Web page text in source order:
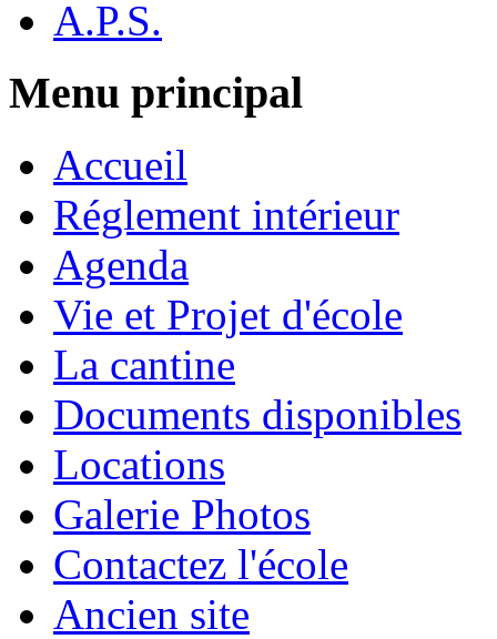
A.P.S.
Menu principal
Accueil
Réglement intérieur
Agenda
Vie et Projet d'école
La cantine
Documents disponibles
Locations
Galerie Photos
Contactez l'école
Ancien site